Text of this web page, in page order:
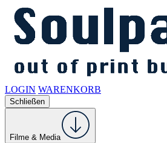
LOGIN WARENKORB
Schließen
Filme & Media